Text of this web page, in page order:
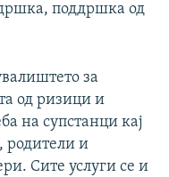
поддршка од
за
од ризици и
на супстанци кај
родители и
Сите услуги се и